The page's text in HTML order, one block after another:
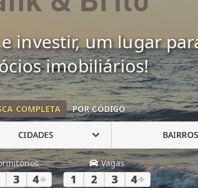
investir, um lugar
imobiliários!
COMPLETA POR CÓDIGO
CIDADES BAIRROS
3 4+
Vagas
1 2 3 4+